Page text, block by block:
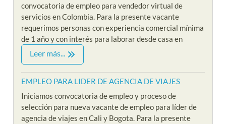
convocatoria de empleo para vendedor virtual de
servicios en Colombia. Para la presente vacante
requerimos personas con experiencia comercial mínima
de 1 año y con interés para laborar desde casa en
Leer más...
EMPLEO PARA LIDER DE AGENCIA DE VIAJES
Iniciamos convocatoria de empleo y proceso de
selección para nueva vacante de empleo para líder de
agencia de viajes en Cali y Bogota. Para la presente